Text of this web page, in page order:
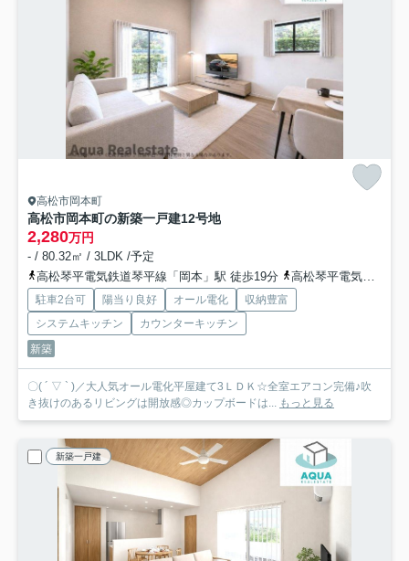
高松市岡本町
高松市岡本町の新築一戸建12号地
2,280万円
- / 80.32㎡ / 3LDK /予定
高松琴平電気鉄道琴平線「岡本」駅 徒歩19分
高松琴平電気鉄道琴平線「円座」駅 徒歩27分
駐車2台可 陽当り良好 オール電化
収納豊富
システムキッチン
カウンターキッチン
新築
〇( ´ ▽ ` )／大人気オール電化平屋建て3ＬＤＫ☆全室エアコン完備♪吹
き抜けのあるリビングは開放感◎カップボードは... もっと見る
新築一戸建